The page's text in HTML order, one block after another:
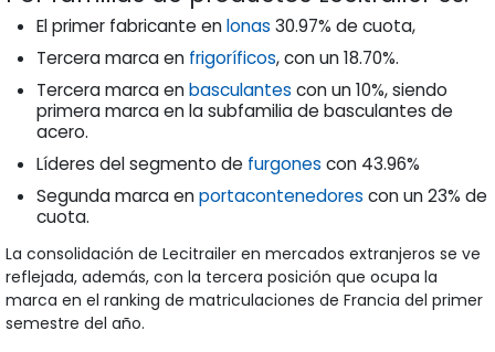
El primer fabricante enlonas 30.97% de cuota,
Tercera marca en frigoríficos, con un 18.70%.
Tercera marca enbasculantes con un 10%, siendo
primera marca en la subfamilia de basculantes de
acero.
Líderes del segmento de furgones con 43.96%
Segunda marca enportacontenedores con un 23% de
cuota.
La consolidación de Lecitrailer en mercados extranjeros se ve
reflejada, además, con la tercera posición que ocupa la
marca en el ranking de matriculaciones de Francia del primer
semestre del año.